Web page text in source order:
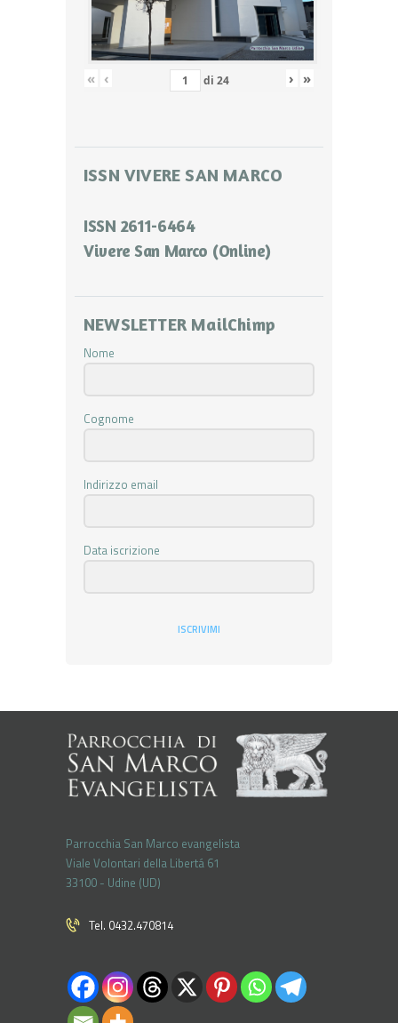
« ‹ di 24 › »
ISSN VIVERE SAN MARCO
ISSN 2611-6464
Vivere San Marco (Online)
NEWSLETTER MailChimp
Nome
Cognome
Indirizzo email
Data iscrizione
ISCRIVIMI
Parrocchia San Marco evangelista
Viale Volontari della Libertá 61
33100 - Udine (UD)
Tel. 0432.470814